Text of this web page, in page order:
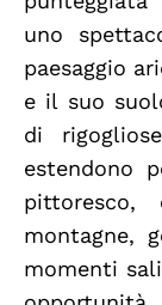
uno
paesaggio
e il suo
di
estendono
montagne,
momenti